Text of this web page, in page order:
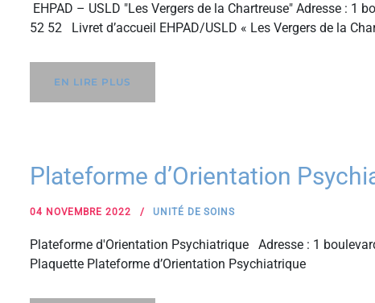
EHPAD – USLD "Les Vergers de la Chartreuse" Adresse : 1
52 52 Livret d’accueil EHPAD/USLD « Les Vergers de la
EN LIRE PLUS
Plateforme d’Orientation
04 NOVEMBRE 2022 UNITÉ DE SOINS
Plateforme d'Orientation Psychiatrique Adresse : 1
Plaquette Plateforme d’Orientation Psychiatrique